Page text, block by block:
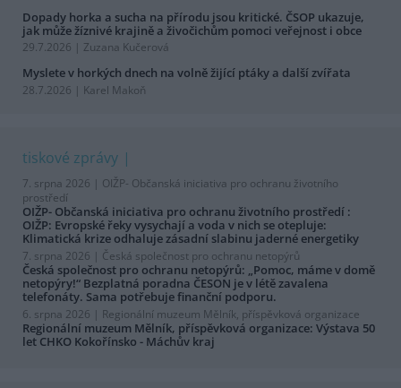
Dopady horka a sucha na přírodu jsou kritické. ČSOP ukazuje,
jak může žíznivé krajině a živočichům pomoci veřejnost i obce
29.7.2026 | Zuzana Kučerová
Myslete v horkých dnech na volně žijící ptáky a další zvířata
28.7.2026 | Karel Makoň
tiskové zprávy
7. srpna 2026 | OIŽP- Občanská iniciativa pro ochranu životního
prostředí
OIŽP- Občanská iniciativa pro ochranu životního prostředí :
OIŽP: Evropské řeky vysychají a voda v nich se otepluje:
Klimatická krize odhaluje zásadní slabinu jaderné energetiky
7. srpna 2026 | Česká společnost pro ochranu netopýrů
Česká společnost pro ochranu netopýrů: „Pomoc, máme v domě
netopýry!“ Bezplatná poradna ČESON je v létě zavalena
telefonáty. Sama potřebuje finanční podporu.
6. srpna 2026 | Regionální muzeum Mělník, příspěvková organizace
Regionální muzeum Mělník, příspěvková organizace: Výstava 50
let CHKO Kokořínsko - Máchův kraj